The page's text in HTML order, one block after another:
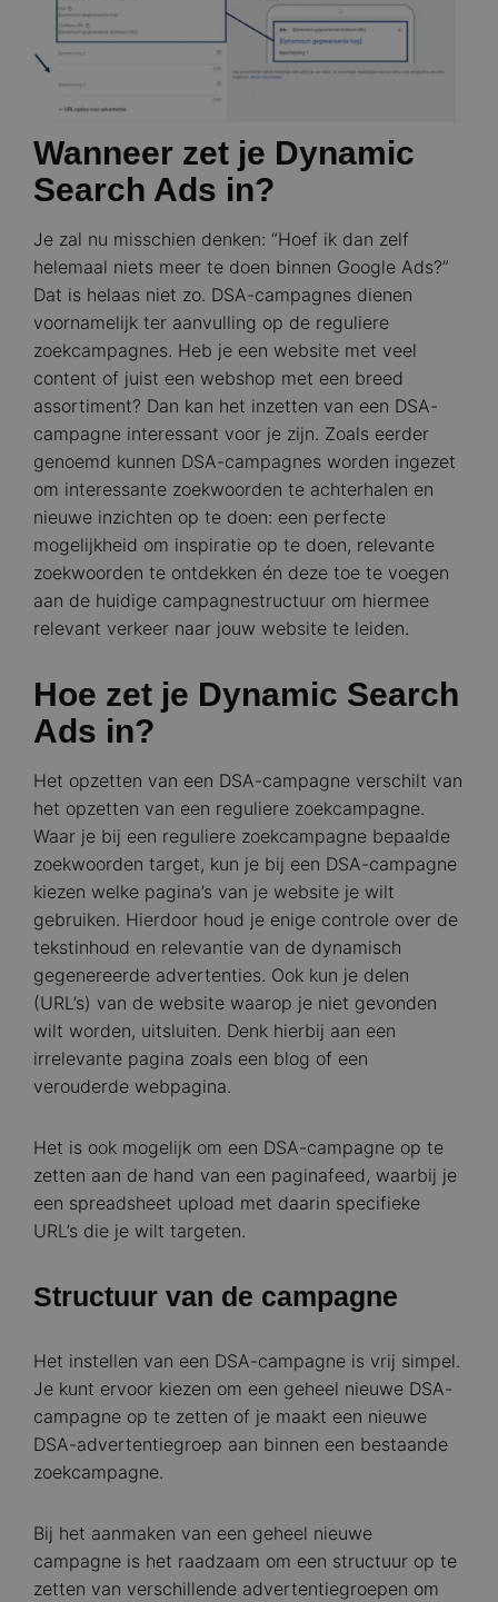
Wanneer zet je Dynamic
Search Ads in?
Je zal nu misschien denken: “Hoef ik dan zelf
helemaal niets meer te doen binnen Google Ads?”
Dat is helaas niet zo. DSA-campagnes dienen
voornamelijk ter aanvulling op de reguliere
zoekcampagnes. Heb je een website met veel
content of juist een webshop met een breed
assortiment? Dan kan het inzetten van een DSA-
campagne interessant voor je zijn. Zoals eerder
genoemd kunnen DSA-campagnes worden ingezet
om interessante zoekwoorden te achterhalen en
nieuwe inzichten op te doen: een perfecte
mogelijkheid om inspiratie op te doen, relevante
zoekwoorden te ontdekken én deze toe te voegen
aan de huidige campagnestructuur om hiermee
relevant verkeer naar jouw website te leiden.
Hoe zet je Dynamic Search
Ads in?
Het opzetten van een DSA-campagne verschilt van
het opzetten van een reguliere zoekcampagne.
Waar je bij een reguliere zoekcampagne bepaalde
zoekwoorden target, kun je bij een DSA-campagne
kiezen welke pagina’s van je website je wilt
gebruiken. Hierdoor houd je enige controle over de
tekstinhoud en relevantie van de dynamisch
gegenereerde advertenties. Ook kun je delen
(URL’s) van de website waarop je niet gevonden
wilt worden, uitsluiten. Denk hierbij aan een
irrelevante pagina zoals een blog of een
verouderde webpagina.
Het is ook mogelijk om een DSA-campagne op te
zetten aan de hand van een paginafeed, waarbij je
een spreadsheet upload met daarin specifieke
URL’s die je wilt targeten.
Structuur van de campagne
Het instellen van een DSA-campagne is vrij simpel.
Je kunt ervoor kiezen om een geheel nieuwe DSA-
campagne op te zetten of je maakt een nieuwe
DSA-advertentiegroep aan binnen een bestaande
zoekcampagne.
Bij het aanmaken van een geheel nieuwe
campagne is het raadzaam om een structuur op te
zetten van verschillende advertentiegroepen om